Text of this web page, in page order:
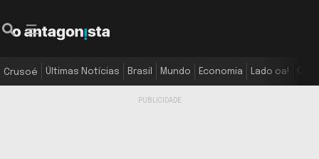
Crusoé Últimas Notícias Brasil Mundo Economia Lado oa!